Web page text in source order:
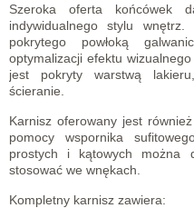
Szeroka oferta końcówek
indywidualnego stylu
pokrytego powłoką
optymalizacji efektu
jest pokryty warstwą
ścieranie.
Karnisz oferowany jest
pomocy wspornika
prostych i kątowych można
stosować we wnękach.
Kompletny karnisz zawiera: